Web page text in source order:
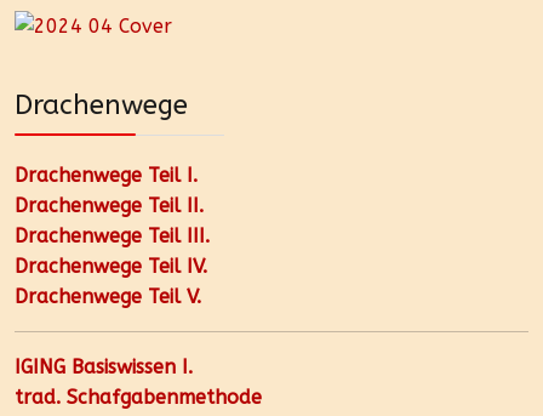
Drachenwege
Drachenwege Teil I.
Drachenwege Teil II.
Drachenwege Teil III.
Drachenwege Teil IV.
Drachenwege Teil V.
IGING Basiswissen I.
trad. Schafgabenmethode